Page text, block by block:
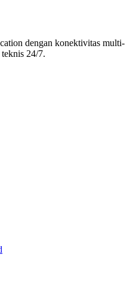
dengan konektivitas multi-
24/7.